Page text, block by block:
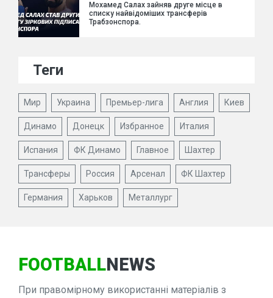
Мохамед Салах зайняв друге місце в
списку найвідоміших трансферів
Трабзонспора.
Теги
Мир Украина Премьер-лига Англия Киев
Динамо Донецк Избранное Италия
Испания ФК Динамо Главное Шахтер
Трансферы Россия Арсенал ФК Шахтер
Германия Харьков Металлург
FOOTBALLNEWS
При правомірному використанні матеріалів з